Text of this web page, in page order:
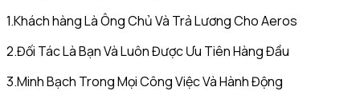
1.Khách hàng Là Ông Chủ Và Trả Lương Cho Aeros
2.Đối Tác Là Bạn Và Luôn Được Ưu Tiên Hàng Đầu
3.Minh Bạch Trong Mọi Công Việc Và Hành Động